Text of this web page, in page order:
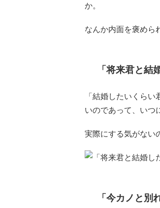
か。
なんか内面を褒めら
「将来君と結
「結婚したいくら
いのであって、いつ
実際にする気がない
「今カノと別